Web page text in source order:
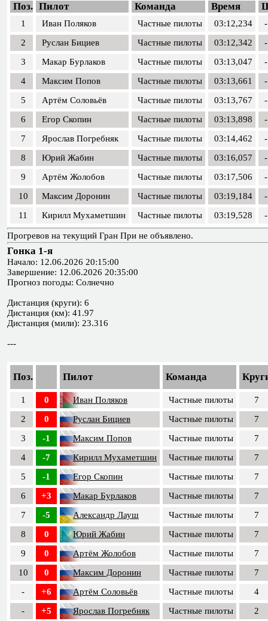
Поз. Пилот Команда Время
1 Иван Поляков Частные пилоты 03:12,234
-
2
Руслан Бициев Частные пилоты 03:12,342
-
3
Макар Бурлаков Частные пилоты 03:13,047
-
4
Максим Попов Частные пилоты 03:13,661
-
5
Артём Соловьёв Частные пилоты 03:13,767
-
6
Егор Скопин Частные пилоты 03:13,898
-
7
Ярослав Погребняк Частные пилоты 03:14,462
-
8
Юрий Жабин Частные пилоты 03:16,057
-
9
Артём Жолобов Частные пилоты 03:17,506
-
10
Максим Доронин Частные пилоты 03:19,184
-
11
Кирилл Мухаметшин Частные пилоты 03:19,528 -
Прогревов на текущий Гран При не объявлено.
Гонка 1-я
Начало: 12.06.2026 20:15:00
Завершение: 12.06.2026 20:35:00
Прогноз погоды: Солнечно
Дистанция (круги): 6
Дистанция (км): 41.97
Дистанция (мили): 23.316
---
Поз. Пилот Команда
1 0 Иван Поляков Частные пилоты
7
2
0 Руслан Бициев Частные пилоты
7
3
-1 Максим Попов Частные пилоты
7
4
-7 Кирилл Мухаметшин Частные пилоты
7
5
-1 Егор Скопин Частные пилоты
7
6
+3 Макар Бурлаков Частные пилоты
7
7
-5 Александр Лауш Частные пилоты
7
8
0 Юрий Жабин Частные пилоты
7
9
0 Артём Жолобов Частные пилоты
7
10
0 Максим Доронин Частные пилоты
7
-
+6 Артём Соловьёв Частные пилоты
4
-
+5 Ярослав Погребняк Частные пилоты 2